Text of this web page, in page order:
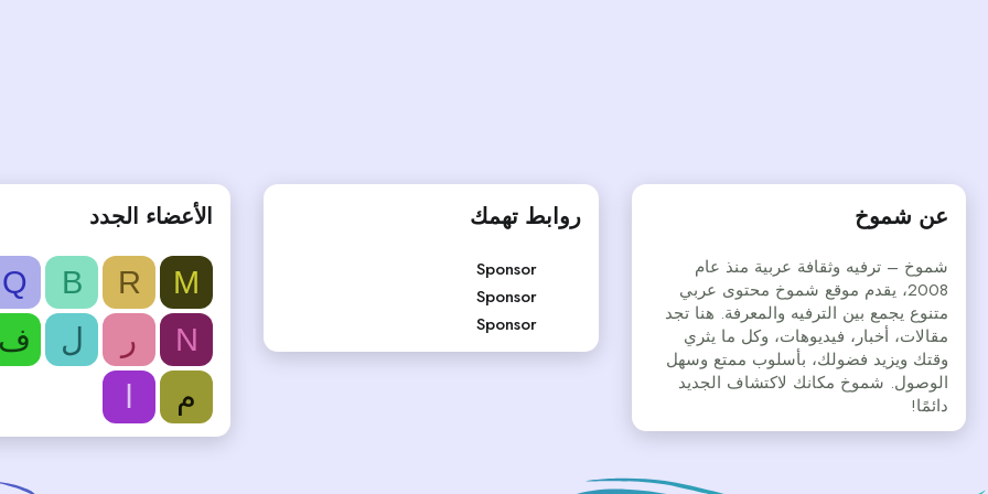
عن شموخ
شموخ – ترفيه وثقافة عربية منذ عام
2008، يقدم موقع شموخ محتوى عربي
متنوع يجمع بين الترفيه والمعرفة. هنا تجد
مقالات، أخبار، فيديوهات، وكل ما يثري
وقتك ويزيد فضولك، بأسلوب ممتع وسهل
الوصول. شموخ مكانك لاكتشاف الجديد
دائمًا!
روابط تهمك
Sponsor
Sponsor
Sponsor
الأعضاء الجدد
M
R
B
Q
N
ر ل ف
م